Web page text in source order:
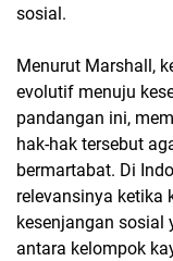
sosial.
Menurut Marshall,
evolutif menuju
pandangan ini,
hak-hak tersebut
bermartabat. Di
relevansinya ketika
kesenjangan sosial
antara kelompok